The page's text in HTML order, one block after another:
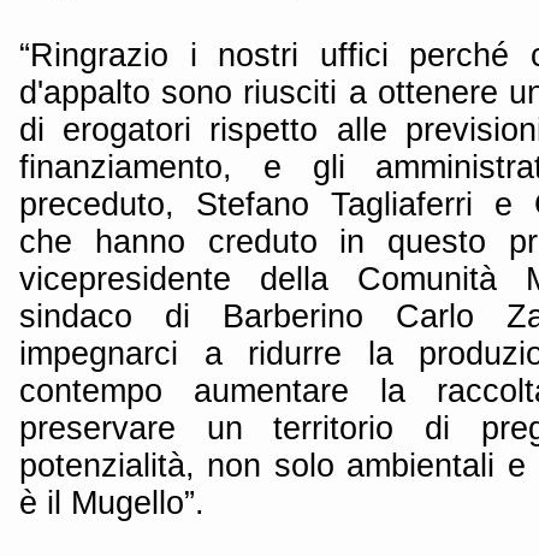
“Ringrazio i nostri uffici perché
d'appalto sono riusciti a ottenere
di erogatori rispetto alle
finanziamento, e gli
preceduto, Stefano Tagliaferri e
che hanno creduto in questo
vicepresidente della Comunità
sindaco di Barberino Carlo
impegnarci a ridurre la
contempo aumentare la
preservare un territorio di
potenzialità, non solo ambientali
è il Mugello”.